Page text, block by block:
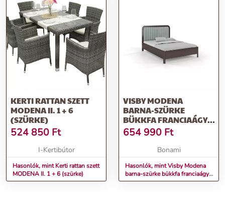
KERTI RATTAN SZETT
MODENA II. 1 + 6
(SZÜRKE)
524 850 Ft
I-Kertibútor
Hasonlók, mint Kerti rattan szett
MODENA II. 1 + 6 (szürke)
VISBY MODENA
BARNA-SZÜRKE
BÜKKFA FRANCIAÁGY,
160 X 200 CM -
SKANDICA
654 990 Ft
Bonami
Hasonlók, mint Visby Modena
barna-szürke bükkfa franciaágy,
160 x 200 cm - Skandica